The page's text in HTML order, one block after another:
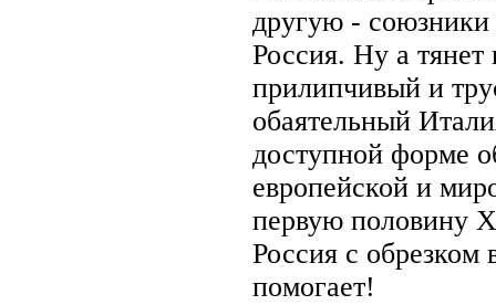
другую -
Россия. Ну а тянет
прилипчивый и
обаятельный
доступной форме
европейской и
первую половину
Россия с обрезком
помогает!